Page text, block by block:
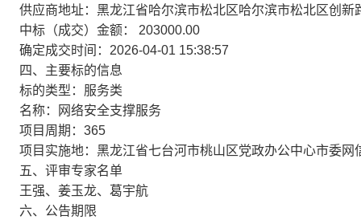
供应商地址：黑龙江省哈尔滨市松北区哈尔滨市松北区创新
中标（成交）金额： 203000.00
确定成交时间：2026-04-01 15:38:57
四、主要标的信息
标的类型：服务类
名称：网络安全支撑服务
项目周期：365
项目实施地：黑龙江省七台河市桃山区党政办公中心市委网
五、评审专家名单
王强、姜玉龙、葛宇航
六、公告期限